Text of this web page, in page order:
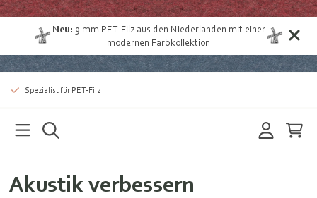
Neu: 9 mm PET-Filz aus den Niederlanden mit einer
modernen Farbkollektion
Spezialist für PET-Filz
Akustik verbessern